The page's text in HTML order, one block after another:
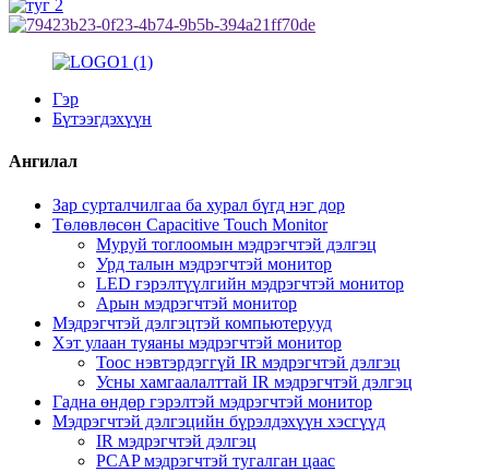
Гэр
Бүтээгдэхүүн
Ангилал
Зар сурталчилгаа ба хурал бүгд нэг дор
Төлөвлөсөн Capacitive Touch Monitor
Муруй тоглоомын мэдрэгчтэй дэлгэц
Урд талын мэдрэгчтэй монитор
LED гэрэлтүүлгийн мэдрэгчтэй монитор
Арын мэдрэгчтэй монитор
Мэдрэгчтэй дэлгэцтэй компьютерууд
Хэт улаан туяаны мэдрэгчтэй монитор
Тоос нэвтэрдэггүй IR мэдрэгчтэй дэлгэц
Усны хамгаалалттай IR мэдрэгчтэй дэлгэц
Гадна өндөр гэрэлтэй мэдрэгчтэй монитор
Мэдрэгчтэй дэлгэцийн бүрэлдэхүүн хэсгүүд
IR мэдрэгчтэй дэлгэц
PCAP мэдрэгчтэй тугалган цаас